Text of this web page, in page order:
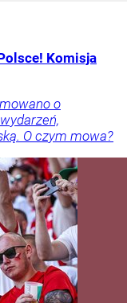
Komisja
o
O czym mowa?